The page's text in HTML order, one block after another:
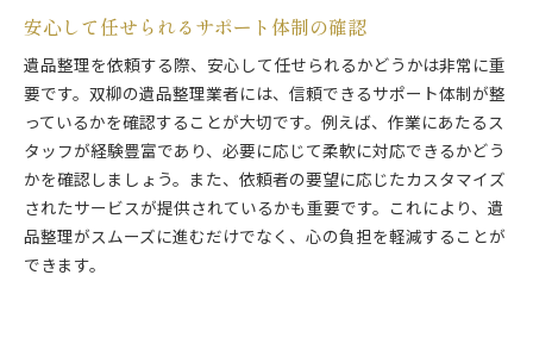
安心して任せられるサポート体制の確認
遺品整理を依頼する際、安心して任せられるかどうかは非常に重
要です。双柳の遺品整理業者には、信頼できるサポート体制が整
っているかを確認することが大切です。例えば、作業にあたるス
タッフが経験豊富であり、必要に応じて柔軟に対応できるかどう
かを確認しましょう。また、依頼者の要望に応じたカスタマイズ
されたサービスが提供されているかも重要です。これにより、遺
品整理がスムーズに進むだけでなく、心の負担を軽減することが
できます。